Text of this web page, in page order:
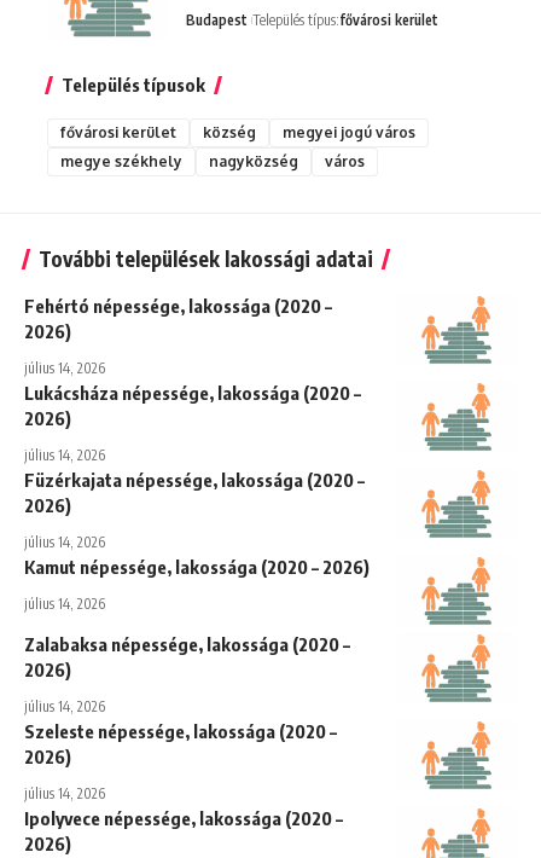
Budapest Település típus:fővárosi kerület
Település típusok
fővárosi kerület község
megyei jogú város
megye székhely
nagyközség város
További települések lakossági adatai
Fehértó népessége, lakossága (2020 –
2026)
július 14, 2026
Lukácsháza népessége, lakossága (2020 –
2026)
július 14, 2026
Füzérkajata népessége, lakossága (2020 –
2026)
július 14, 2026
Kamut népessége, lakossága (2020 – 2026)
július 14, 2026
Zalabaksa népessége, lakossága (2020 –
2026)
július 14, 2026
Szeleste népessége, lakossága (2020 –
2026)
július 14, 2026
Ipolyvece népessége, lakossága (2020 –
2026)